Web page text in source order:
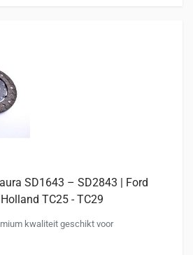
SD1643 – SD2843 | Ford
TC25 - TC29
kwaliteit geschikt voor